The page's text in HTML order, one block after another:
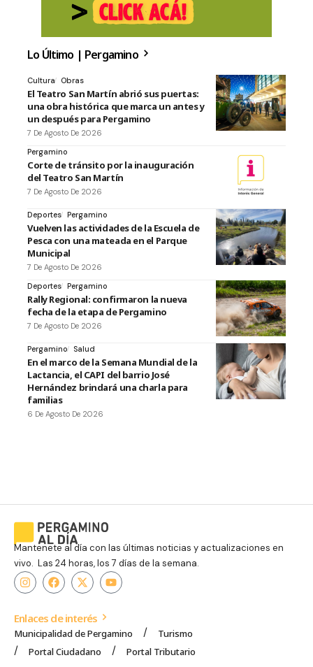
Lo Último | Pergamino
Cultura Obras
El Teatro San Martín abrió sus puertas:
una obra histórica que marca un antes y
un después para Pergamino
7 De Agosto De 2026
Pergamino
Corte de tránsito por la inauguración
del Teatro San Martín
7 De Agosto De 2026
Deportes Pergamino
Vuelven las actividades de la Escuela de
Pesca con una mateada en el Parque
Municipal
7 De Agosto De 2026
Deportes Pergamino
Rally Regional: confirmaron la nueva
fecha de la etapa de Pergamino
7 De Agosto De 2026
Pergamino Salud
En el marco de la Semana Mundial de la
Lactancia, el CAPI del barrio José
Hernández brindará una charla para
familias
6 De Agosto De 2026
Mantenete al día con las últimas noticias y actualizaciones en
vivo. Las 24 horas, los 7 días de la semana.
Enlaces de interés
Municipalidad de Pergamino
Turismo
Portal Ciudadano
Portal Tributario